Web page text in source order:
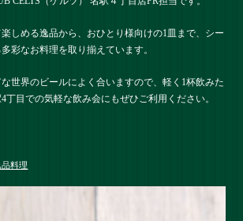
しめる逸品から、おひとり様向けの1皿まで、シー
彩なお料理を取り揃えています。
世界のビールによく合いますので、軽く1杯飲みた
丁目での気軽な飲み会にもぜひご利用ください。
料理